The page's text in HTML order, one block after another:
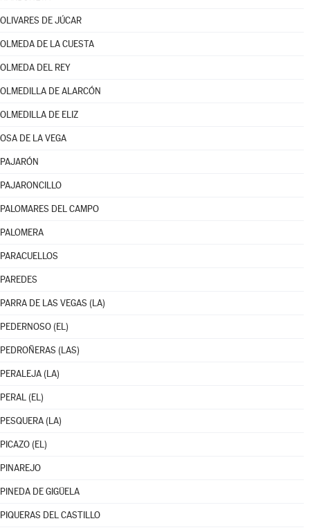
OLIVARES DE JÚCAR
OLMEDA DE LA CUESTA
OLMEDA DEL REY
OLMEDILLA DE ALARCÓN
OLMEDILLA DE ELIZ
OSA DE LA VEGA
PAJARÓN
PAJARONCILLO
PALOMARES DEL CAMPO
PALOMERA
PARACUELLOS
PAREDES
PARRA DE LAS VEGAS (LA)
PEDERNOSO (EL)
PEDROÑERAS (LAS)
PERALEJA (LA)
PERAL (EL)
PESQUERA (LA)
PICAZO (EL)
PINAREJO
PINEDA DE GIGÜELA
PIQUERAS DEL CASTILLO